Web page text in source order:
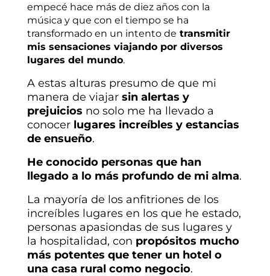
empecé hace más de diez años con la
música y que con el tiempo se ha
transformado en un intento de transmitir
mis sensaciones viajando por diversos
lugares del mundo.
A estas alturas presumo de que mi
manera de viajar sin alertas y
prejuicios no solo me ha llevado a
conocer lugares increíbles y estancias
de ensueño.
He conocido personas que han
llegado a lo más profundo de mi alma.
La mayoría de los anfitriones de los
increíbles lugares en los que he estado,
personas apasiondas de sus lugaresy
la hospitalidad, con propósitos mucho
más potentes que tener un hotel o
una casa rural como negocio.